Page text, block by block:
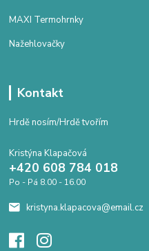
MAXI Termohrnky
Nažehlovačky
Kontakt
Hrdě nosím/Hrdě tvořím
Kristýna Klapačová
+420 608 784 018
Po - Pá 8.00 - 16.00
kristyna.klapacova@email.cz